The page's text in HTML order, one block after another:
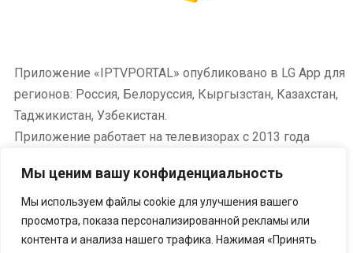
Мы ценим вашу конфиденциальность
Мы используем файлы cookie для улучшения вашего
просмотра, показа персонализированной рекламы или
контента и анализа нашего трафика. Нажимая «Принять
Приложение «IPTVPORTAL» опубликовано в LG App для
регионов: Россия, Белоруссия, Кыргызстан, Казахстан,
Таджикистан, Узбекистан.
Приложение работает на телевизорах с 2013 года
4.0/4.5 и WebOS всех версии).